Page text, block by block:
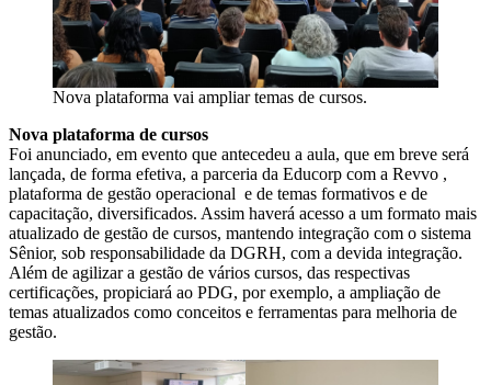
Nova plataforma vai ampliar temas de cursos.
Nova plataforma de cursos
Foi anunciado, em evento que antecedeu a aula, que em breve será
lançada, de forma efetiva, a parceria da Educorp com a Revvo ,
plataforma de gestão operacional e de temas formativos e de
capacitação, diversificados. Assim haverá acesso a um formato mais
atualizado de gestão de cursos, mantendo integração com o sistema
Sênior, sob responsabilidade da DGRH, com a devida integração.
Além de agilizar a gestão de vários cursos, das respectivas
certificações, propiciará ao PDG, por exemplo, a ampliação de
temas atualizados como conceitos e ferramentas para melhoria de
gestão.